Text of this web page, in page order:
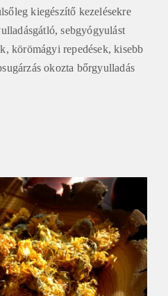
kiegészítő kezelésekre
sebgyógyulást
körömágyi repedések, kisebb
okozta bőrgyulladás